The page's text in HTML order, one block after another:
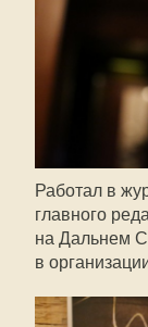
Работал в
главного
на Дальнем
в